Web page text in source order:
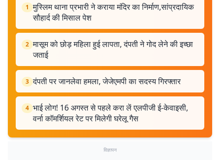
1 मुस्लिम थाना प्रभारी ने कराया मंदिर का निर्माण,सांप्रदायिक
सौहार्द की मिसाल पेश
2 मासूम को छोड़ महिला हुई लापता, दंपती ने गोद लेने की इच्छा
जताई
3 दंपती पर जानलेवा हमला, जेजेएमपी का सदस्य गिरफ्तार
4 भाई लोग! 16 अगस्त से पहले करा लें एलपीजी ई-केवाइसी,
वर्ना कॉमर्शियल रेट पर मिलेगी घरेलू गैस
विज्ञापन